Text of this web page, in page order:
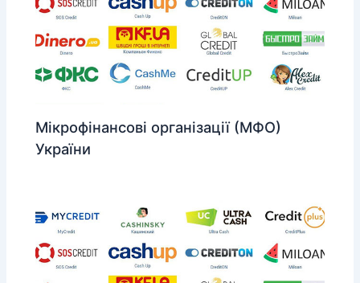
Мікрофінансові організації (МФО)
України